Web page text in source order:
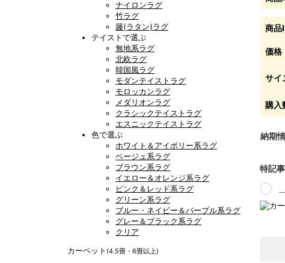
ナイロンラグ
竹ラグ
籐(ラタン)ラグ
テイストで選ぶ
無地系ラグ
北欧ラグ
韓国風ラグ
モダンテイストラグ
モロッカンラグ
メダリオンラグ
クラシックテイストラグ
エスニックテイストラグ
色で選ぶ
ホワイト＆アイボリー系ラグ
ベージュ系ラグ
ブラウン系ラグ
イエロー＆オレンジ系ラグ
ピンク＆レッド系ラグ
グリーン系ラグ
ブルー・ネイビー＆パープル系ラグ
グレー＆ブラック系ラグ
クリア
カーペット (4.5畳・6畳以上)
商品
価
サイ
購入
納期
特記